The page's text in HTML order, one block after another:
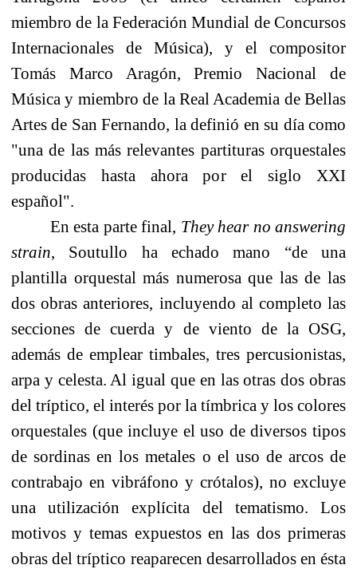
miembro de la Federación Mundial de Concursos
Internacionales de Música), y el compositor
Tomás Marco Aragón, Premio Nacional de
Música y miembro de la Real Academia de Bellas
Artes de San Fernando, la definió en su día como
"una de las más relevantes partituras orquestales
producidas hasta ahora por el siglo XXI
español".
En esta parte final, They hear no answering
strain, Soutullo ha echado mano “deuna
plantilla orquestal más numerosa que las de las
dos obras anteriores, incluyendo al completo las
secciones de cuerda y de viento de la OSG,
además de emplear timbales, tres percusionistas,
arpa y celesta. Al igual que en las otras dos obras
del tríptico, el interés por la tímbrica y los colores
orquestales (que incluye el uso de diversos tipos
de sordinas en los metales o el uso de arcos de
contrabajo en vibráfono y crótalos), no excluye
una utilización explícita del tematismo. Los
motivos y temas expuestos en las dos primeras
obras del tríptico reaparecen desarrollados en ésta